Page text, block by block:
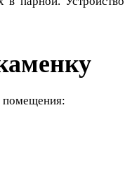
помещения: